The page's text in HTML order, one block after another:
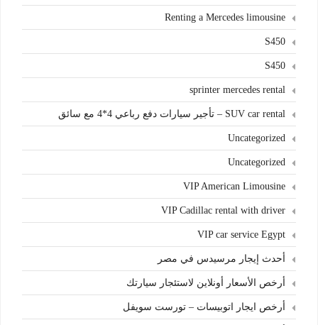
Renting a Mercedes limousine
S450
S450
sprinter mercedes rental
SUV car rental – تأجير سيارات دفع رباعي 4*4 مع سائق
Uncategorized
Uncategorized
VIP American Limousine
VIP Cadillac rental with driver
VIP car service Egypt
أحدث إيجار مرسيدس في مصر
أرخص الأسعار أونلاين لاستئجار سيارتك
أرخص ايجار اتوبيسات – تورست سويفل